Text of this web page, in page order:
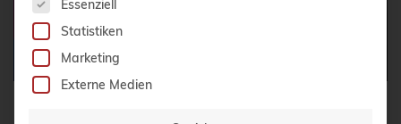
Instaclustr Stand und KollegInnen
Essenziell
Statistiken
Marketing
Externe Medien